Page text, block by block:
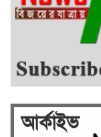
আর্কাইভ